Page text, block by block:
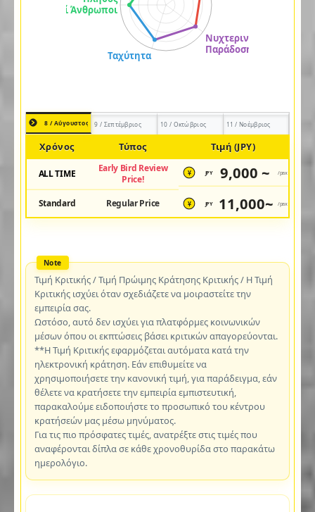
8 / Αύγουστος 9 / Σεπτέμβριος 10 / Οκτώβριος 11 / Νοέμβριος
Χρόνος Τύπος Τιμή (JPY)
ALL TIME
Early Bird Review
Price!
¥ JPY 9,000 ~ /pax
Standard Regular Price ¥ JPY 11,000~ /pax
Τιμή Κριτικής / Τιμή Πρώιμης Κράτησης Κριτικής / Η Τιμή
Κριτικής ισχύει όταν σχεδιάζετε να μοιραστείτε την
εμπειρία σας.
Ωστόσο, αυτό δεν ισχύει για πλατφόρμες κοινωνικών
μέσων όπου οι εκπτώσεις βάσει κριτικών απαγορεύονται.
**Η Τιμή Κριτικής εφαρμόζεται αυτόματα κατά την
ηλεκτρονική κράτηση. Εάν επιθυμείτε να
χρησιμοποιήσετε την κανονική τιμή, για παράδειγμα, εάν
θέλετε να κρατήσετε την εμπειρία εμπιστευτική,
παρακαλούμε ειδοποιήστε το προσωπικό του κέντρου
κρατήσεών μας μέσω μηνύματος.
Για τις πιο πρόσφατες τιμές, ανατρέξτε στις τιμές που
αναφέρονται δίπλα σε κάθε χρονοθυρίδα στο παρακάτω
ημερολόγιο.